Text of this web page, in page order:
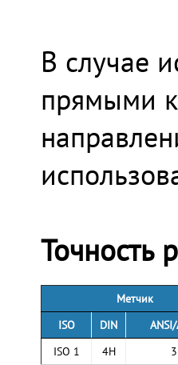
В случае
прямыми
Точность
Метчик
ISO
DIN
ISO 1
4H